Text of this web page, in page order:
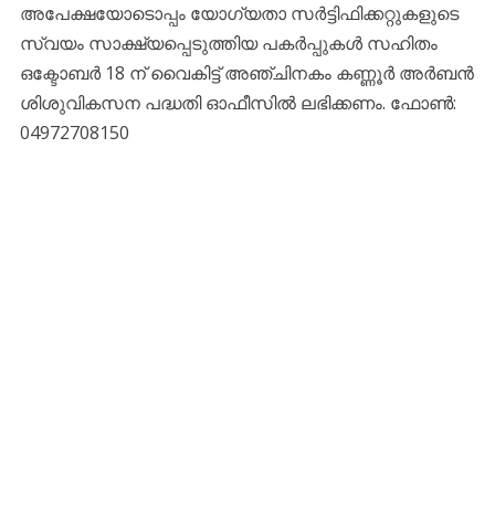
അപേക്ഷയോടൊപ്പം യോഗ്യതാ സര്‍ട്ടിഫിക്കറ്റുകളുടെ
സ്വയം സാക്ഷ്യപ്പെടുത്തിയ പകര്‍പ്പുകള്‍ സഹിതം
ഒക്ടോബര്‍ 18 ന് വൈകിട്ട് അഞ്ചിനകം കണ്ണൂര്‍ അര്‍ബന്‍
ശിശുവികസന പദ്ധതി ഓഫീസില്‍ ലഭിക്കണം. ഫോണ്‍:
04972708150